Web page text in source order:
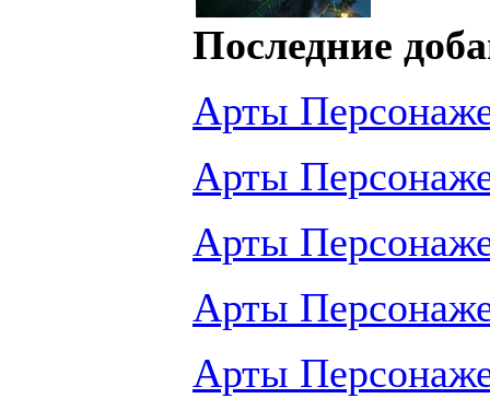
Последние
Арты
Арты
Арты
Арты
Арты